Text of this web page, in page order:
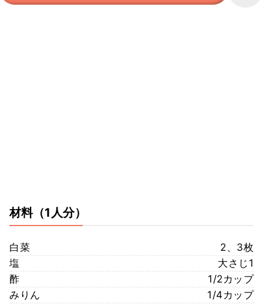
材料（1人分）
白菜
2、3枚
塩
大さじ1
酢
1/2カップ
みりん
1/4カップ